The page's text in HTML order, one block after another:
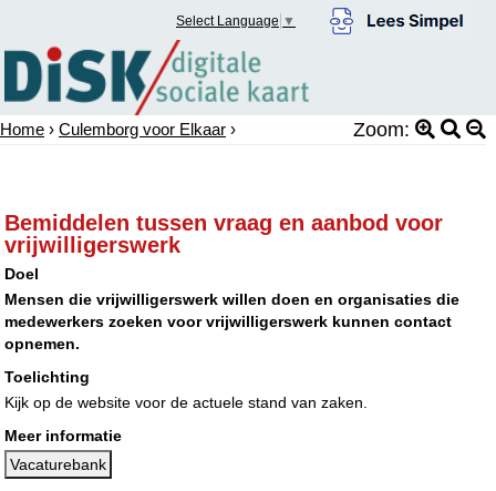
Select Language ▼
Home › Culemborg voor Elkaar › Zoom:
Bemiddelen tussen vraag en aanbod voor
vrijwilligerswerk
Doel
Mensen die vrijwilligerswerk willen doen en organisaties die
medewerkers zoeken voor vrijwilligerswerk kunnen contact
opnemen.
Toelichting
Kijk op de website voor de actuele stand van zaken.
Meer informatie
Vacaturebank